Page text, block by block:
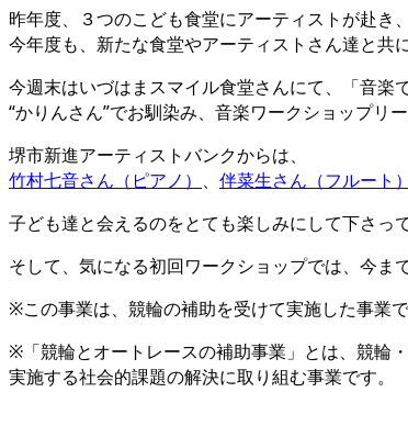
昨年度、３つのこども食堂にアーティストが赴き
今年度も、新たな食堂やアーティストさん達と共
今週末はいづはまスマイル食堂さんにて、「音楽
“かりんさん”でお馴染み、音楽ワークショップリ
堺市新進アーティストバンクからは、
竹村七音さん（ピアノ） 、 伴菜生さん（フルート）
子ども達と会えるのをとても楽しみにして下さって
そして、気になる初回ワークショップでは、今ま
※この事業は、競輪の補助を受けて実施した事業で
※「競輪とオートレースの補助事業」とは、競輪
実施する社会的課題の解決に取り組む事業です。